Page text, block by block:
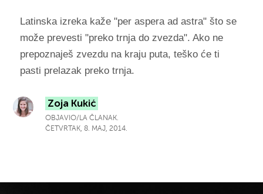
Latinska izreka kaže "per aspera ad astra" što se
može prevesti "preko trnja do zvezda". Ako ne
prepoznaješ zvezdu na kraju puta, teško će ti
pasti prelazak preko trnja.
Zoja Kukić
OBJAVIO/LA ČLANAK.
ČETVRTAK, 8. MAJ, 2014.